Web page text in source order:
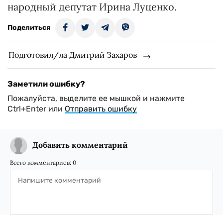
народный депутат Ирина Луценко.
Поделиться
Подготовил/ла Дмитрий Захаров
Заметили ошибку?
Пожалуйста, выделите ее мышкой и нажмите
Ctrl+Enter или Отправить ошибку
Добавить комментарий
Всего комментариев: 0